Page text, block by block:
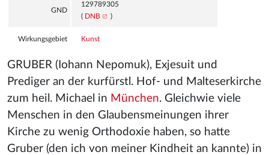
GND
129789305
( DNB )
Wirkungsgebiet Kunst
GRUBER (Iohann Nepomuk), Exjesuit und
Prediger an der kurfürstl. Hof- und Malteserkirche
zum heil. Michael in München. Gleichwie viele
Menschen in den Glaubensmeinungen ihrer
Kirche zu wenig Orthodoxie haben, so hatte
Gruber (den ich von meiner Kindheit an kannte) in